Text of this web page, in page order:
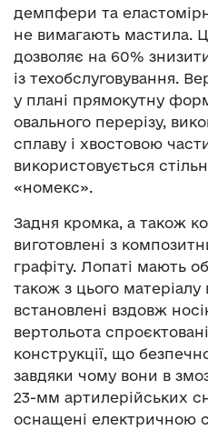
демпфери та
не вимагають мастила.
дозволяє на 60%
із техобслуговування.
у плані прямокутну
овального перерізу,
сплаву і хвостовою
використовується
«номекс».
Задня кромка, а також
виготовлені з
графіту. Лопаті мають
також з цього матеріалу
встановлені вздовж
вертольота
конструкції, що
завдяки чому вони в
23-мм артилерійських
оснащені електричною